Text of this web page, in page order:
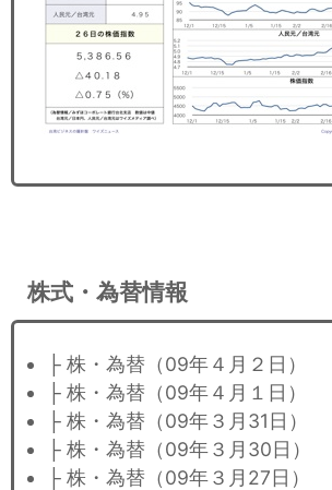
ＩＴ
飲食店情報
株式・為替情報
├ 株・為替（09年４月２日）
├ 株・為替（09年４月１日）
├ 株・為替（09年３月31日）
├ 株・為替（09年３月30日）
├ 株・為替（09年３月27日）